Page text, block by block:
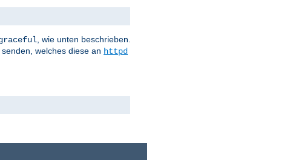
, wie unten beschrieben.
senden, welches diese an httpd